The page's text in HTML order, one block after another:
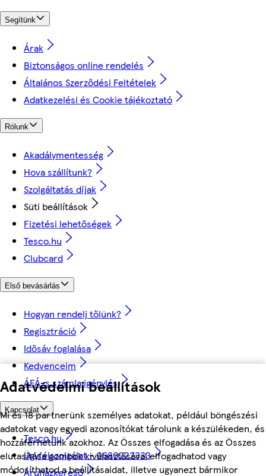
Adatvédelmi beállítások
Mi és 18 partnerünk személyes adatokat, például böngészési
adatokat vagy egyedi azonosítókat tárolunk a készülékeden, és
hozzáférhetünk azokhoz. Az Összes elfogadása és az Összes
elutasítása gombok kiválasztásával elfogadhatod vagy
módosíthatod a beállításaidat, illetve ugyanezt bármikor
Segítünk
Árak
Biztonságos online rendelés
Általános Szerződési Feltételek
Adatkezelési és Cookie tájékoztató
Rólunk
Akadálymentesség
Hova szállítunk?
Szolgáltatás díjak
Süti beállítások
Fizetési lehetőségek
Tesco.hu
Clubcard
Első bevásárlás
Hogyan rendelj tőlünk?
Regisztráció
Idősáv foglalása
Kedvenceim
ÁFÁ-s számla igénylés
Kapcsolat
Tesco.hu
Ügyfélszolgálat - 0680222333
Áruházkereső